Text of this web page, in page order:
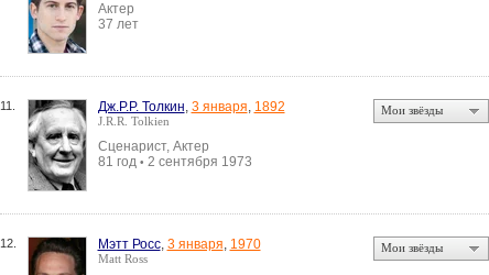
Актер
37 лет
11. Дж.Р.Р. Толкин, 3 января, 1892
J.R.R. Tolkien
Сценарист, Актер
81 год • 2 сентября 1973
Мои звёзды
12. Мэтт Росс, 3 января, 1970
Matt Ross
Мои звёзды